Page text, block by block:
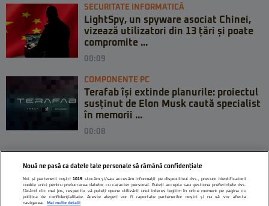
SECURITATE INFORMATICĂ
LightSpy, un spyware asociat Chinei,
vizează utilizatori din 13 țări și poate
compromite ...
00:09
COMPONENTE PC
Terafab își extinde planurile: proiectul
susținut de Elon Musk caută specialist
în memorii ...
00:08
Nouă ne pasă ca datele tale personale să rămână confidențiale
Noi și partenerii noștri1019 stocăm și/sau accesăm informații pe dispozitivul dvs., precum identificatorii
cookie unici pentru prelucrarea datelor cu caracter personal. Puteți accepta sau gestiona preferințele dvs.
făcând clic mai jos, respectiv vă puteți opune utilizării unui interes legitim în orice moment pe pagina cu
politica de confidențialitate. Aceste alegeri vor fi raportate partenerilor noștri și nu vă vor afecta
navigarea.
Mai multe detalii